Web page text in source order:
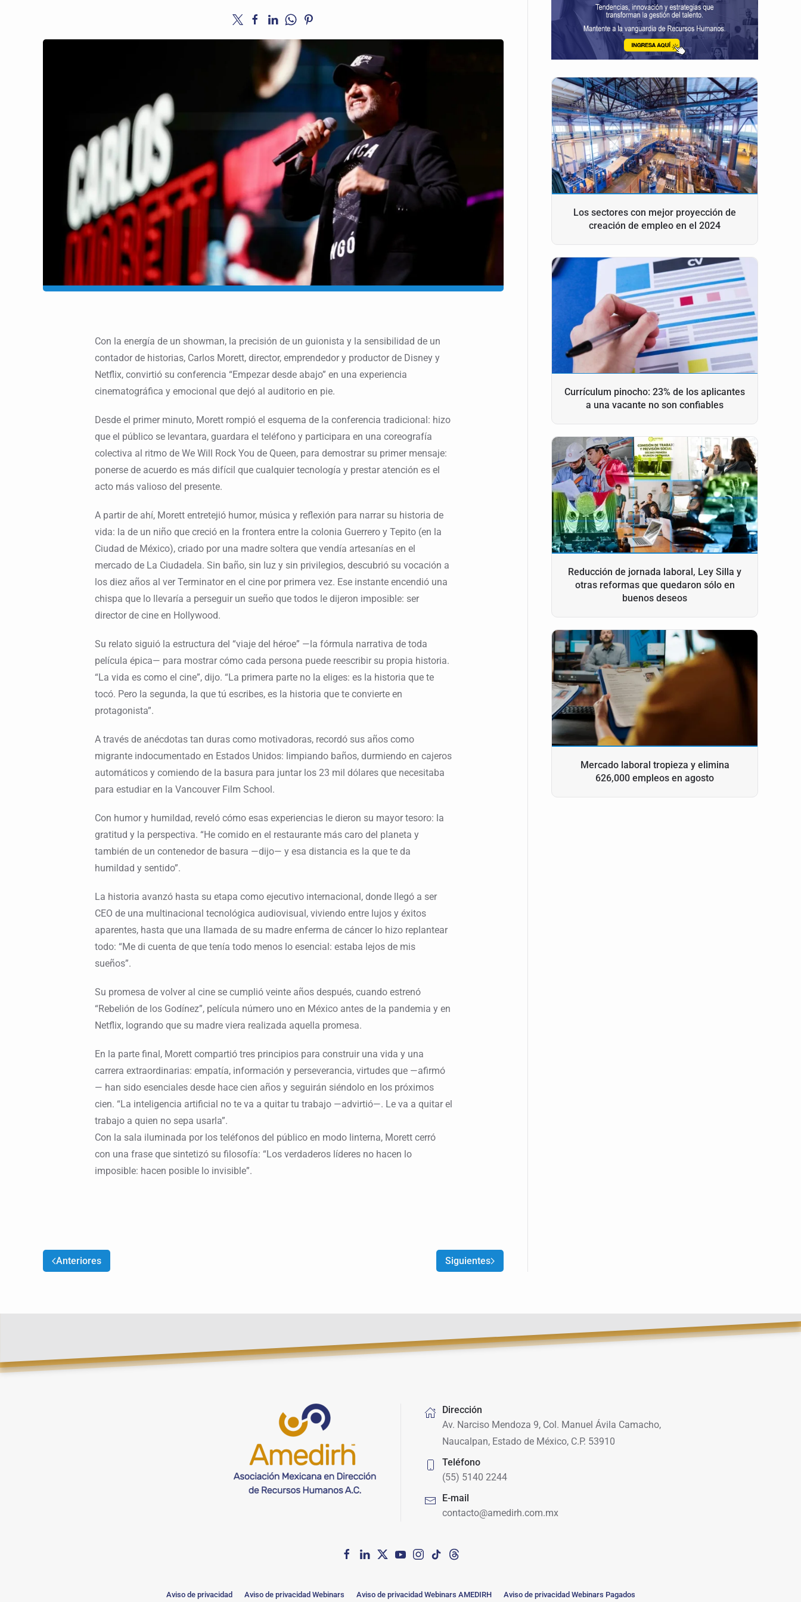
Con la energía de un showman, la precisión de un guionista y la sensibilidad de un
contador de historias, Carlos Morett, director, emprendedor y productor de Disney y
Netflix, convirtió su conferencia “Empezar desde abajo” en una experiencia
cinematográfica y emocional que dejó al auditorio en pie.
Desde el primer minuto, Morett rompió el esquema de la conferencia tradicional: hizo
que el público se levantara, guardara el teléfono y participara en una coreografía
colectiva al ritmo de We Will Rock You de Queen, para demostrar su primer mensaje:
ponerse de acuerdo es más difícil que cualquier tecnología y prestar atención es el
acto más valioso del presente.
A partir de ahí, Morett entretejió humor, música y reflexión para narrar su historia de
vida: la de un niño que creció en la frontera entre la colonia Guerrero y Tepito (en la
Ciudad de México), criado por una madre soltera que vendía artesanías en el
mercado de La Ciudadela. Sin baño, sin luz y sin privilegios, descubrió su vocación a
los diez años al ver Terminator en el cine por primera vez. Ese instante encendió una
chispa que lo llevaría a perseguir un sueño que todos le dijeron imposible: ser
director de cine en Hollywood.
Su relato siguió la estructura del “viaje del héroe” —la fórmula narrativa de toda
película épica— para mostrar cómo cada persona puede reescribir su propia historia.
“La vida es como el cine”, dijo. “La primera parte no la eliges: es la historia que te
tocó. Pero la segunda, la que tú escribes, es la historia que te convierte en
protagonista”.
A través de anécdotas tan duras como motivadoras, recordó sus años como
migrante indocumentado en Estados Unidos: limpiando baños, durmiendo en cajeros
automáticos y comiendo de la basura para juntar los 23 mil dólares que necesitaba
para estudiar en la Vancouver Film School.
Con humor y humildad, reveló cómo esas experiencias le dieron su mayor tesoro: la
gratitud y la perspectiva. “He comido en el restaurante más caro del planeta y
también de un contenedor de basura —dijo— y esa distancia es la que te da
humildad y sentido”.
La historia avanzó hasta su etapa como ejecutivo internacional, donde llegó a ser
CEO de una multinacional tecnológica audiovisual, viviendo entre lujos y éxitos
aparentes, hasta que una llamada de su madre enferma de cáncer lo hizo replantear
todo: “Me di cuenta de que tenía todo menos lo esencial: estaba lejos de mis
sueños”.
Su promesa de volver al cine se cumplió veinte años después, cuando estrenó
“Rebelión de los Godínez”, película número uno en México antes de la pandemia y en
Netflix, logrando que su madre viera realizada aquella promesa.
En la parte final, Morett compartió tres principios para construir una vida y una
carrera extraordinarias: empatía, información y perseverancia, virtudes que —afirmó
— han sido esenciales desde hace cien años y seguirán siéndolo en los próximos
cien. “La inteligencia artificial no te va a quitar tu trabajo —advirtió—. Le va a quitar el
trabajo a quien no sepa usarla”.
Con la sala iluminada por los teléfonos del público en modo linterna, Morett cerró
con una frase que sintetizó su filosofía: “Los verdaderos líderes no hacen lo
imposible: hacen posible lo invisible”.
Anteriores Siguientes
Los sectores con mejor proyección de
creación de empleo en el 2024
Currículum pinocho: 23% de los aplicantes
a una vacante no son confiables
Reducción de jornada laboral, Ley Silla y
otras reformas que quedaron sólo en
buenos deseos
Mercado laboral tropieza y elimina
626,000 empleos en agosto
Dirección
Av. Narciso Mendoza 9, Col. Manuel Ávila Camacho,
Naucalpan, Estado de México, C.P. 53910
Teléfono
(55) 5140 2244
E-mail
contacto@amedirh.com.mx
Aviso de privacidad Aviso de privacidad Webinars Aviso de privacidad Webinars AMEDIRH Aviso de privacidad Webinars Pagados